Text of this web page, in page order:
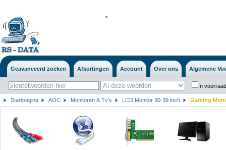
''
Geavanceerd zoeken Afkortingen Account Over ons Algemene
In
Startpagina AOC Monitoren & Tv’s LCD Monitor 30-39 inch Gaming